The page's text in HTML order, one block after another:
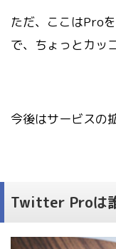
ただ、ここはPro
で、ちょっとカッ
今後はサービスの
Twitter Proは